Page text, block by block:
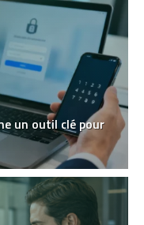
un outil clé pour